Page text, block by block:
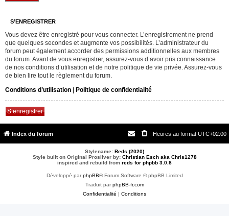
S’ENREGISTRER
Vous devez être enregistré pour vous connecter. L’enregistrement ne prend
que quelques secondes et augmente vos possibilités. L’administrateur du
forum peut également accorder des permissions additionnelles aux membres
du forum. Avant de vous enregistrer, assurez-vous d’avoir pris connaissance
de nos conditions d’utilisation et de notre politique de vie privée. Assurez-vous
de bien lire tout le règlement du forum.
Conditions d’utilisation
Politique de confidentialité
S’enregistrer
Index du forum Heures au format UTC+02:00
Stylename: Reds (2020)
Style built on Original Prosilver by: Christian Esch aka Chris1278
inspired and rebuild from reds for phpbb 3.0.8
Développé parphpBB® Forum Software © phpBB Limited
Traduit parphpBB-fr.com
Confidentialité
Conditions